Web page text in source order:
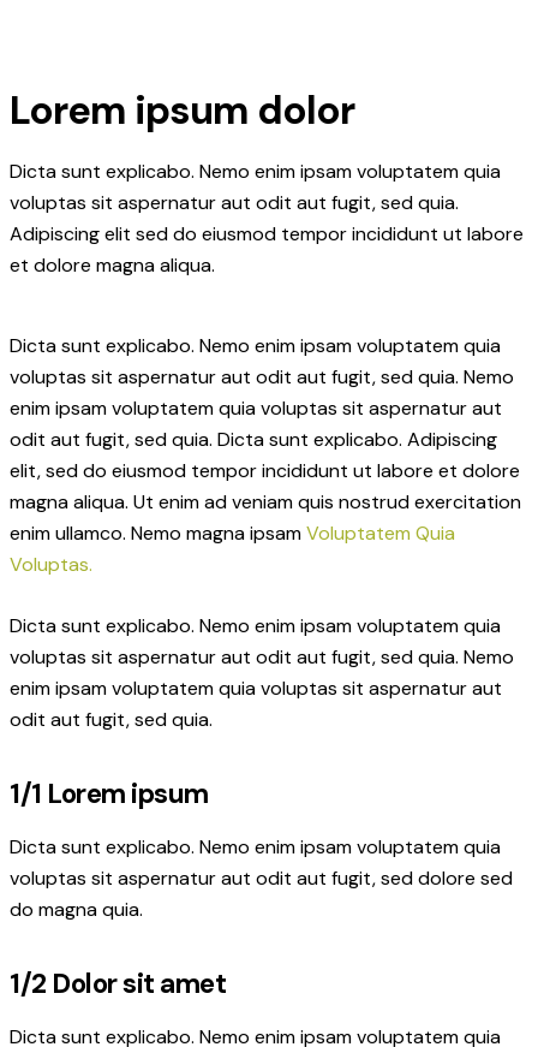
Lorem ipsum dolor
Dicta sunt explicabo. Nemo enim ipsam voluptatem quia
voluptas sit aspernatur aut odit aut fugit, sed quia.
Adipiscing elit sed do eiusmod tempor incididunt ut labore
et dolore magna aliqua.
Dicta sunt explicabo. Nemo enim ipsam voluptatem quia
voluptas sit aspernatur aut odit aut fugit, sed quia. Nemo
enim ipsam voluptatem quia voluptas sit aspernatur aut
odit aut fugit, sed quia. Dicta sunt explicabo. Adipiscing
elit, sed do eiusmod tempor incididunt ut labore et dolore
magna aliqua. Ut enim ad veniam quis nostrud exercitation
enim ullamco. Nemo magna ipsamVoluptatem Quia
Voluptas.
Dicta sunt explicabo. Nemo enim ipsam voluptatem quia
voluptas sit aspernatur aut odit aut fugit, sed quia. Nemo
enim ipsam voluptatem quia voluptas sit aspernatur aut
odit aut fugit, sed quia.
1/1 Lorem ipsum
Dicta sunt explicabo. Nemo enim ipsam voluptatem quia
voluptas sit aspernatur aut odit aut fugit, sed dolore sed
do magna quia.
1/2 Dolor sit amet
Dicta sunt explicabo. Nemo enim ipsam voluptatem quia